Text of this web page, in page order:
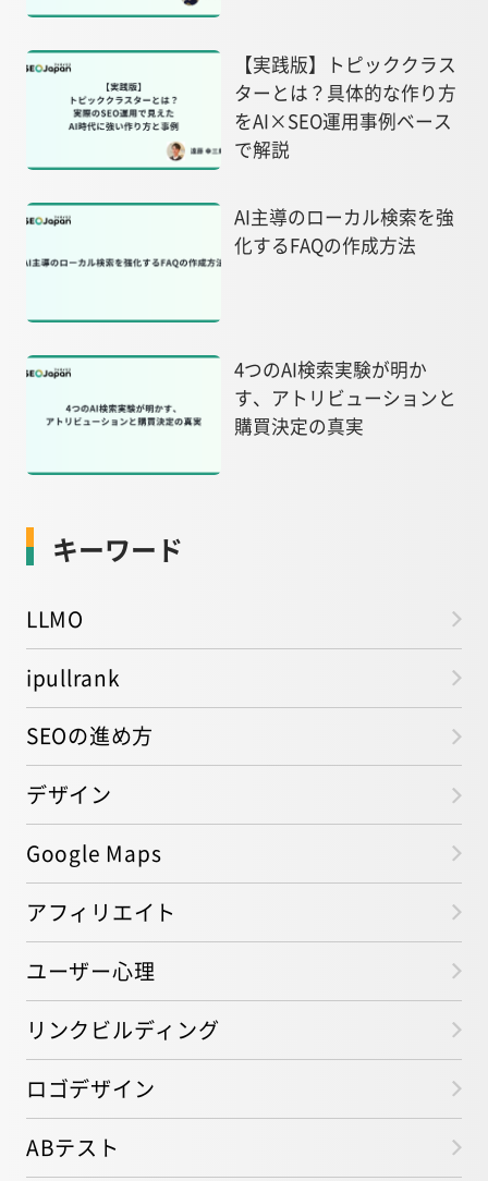
【実践版】トピッククラス
ターとは？具体的な作り方
をAI×SEO運用事例ベース
で解説
AI主導のローカル検索を強
化するFAQの作成方法
4つのAI検索実験が明か
す、アトリビューションと
購買決定の真実
キーワード
LLMO
ipullrank
SEOの進め方
デザイン
Google Maps
アフィリエイト
ユーザー心理
リンクビルディング
ロゴデザイン
ABテスト